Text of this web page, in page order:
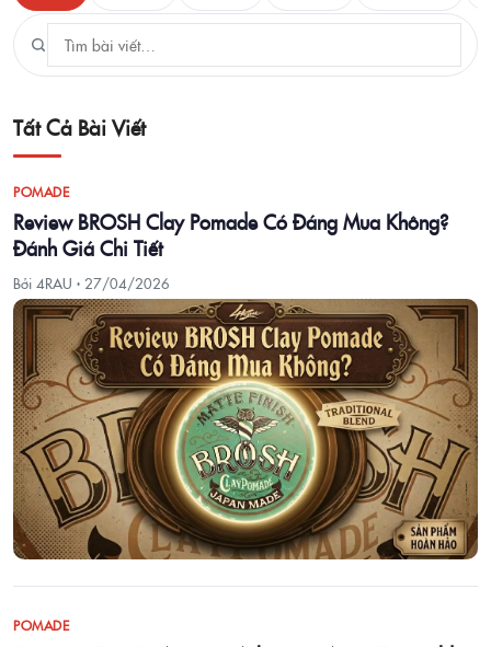
Tất Cả Bài Viết
POMADE
Review BROSH Clay Pomade Có Đáng Mua Không?
Đánh Giá Chi Tiết
Bởi 4RAU · 27/04/2026
POMADE